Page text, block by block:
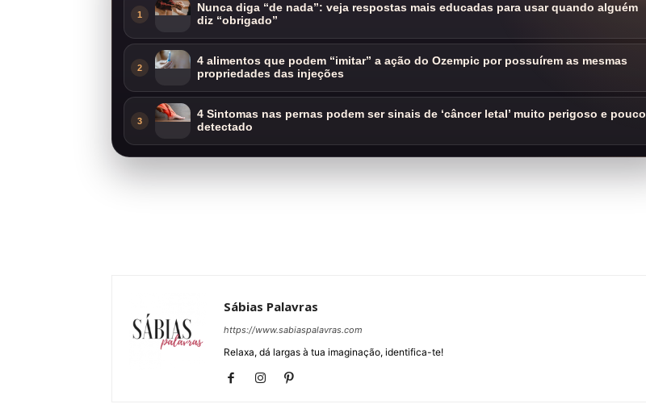
1
Nunca diga “de nada”: veja respostas mais educadas para usar quando alguém
diz “obrigado”
2
4 alimentos que podem “imitar” a ação do Ozempic por possuírem as mesmas
propriedades das injeções
3
4 Sintomas nas pernas podem ser sinais de ‘câncer letal’ muito perigoso e pouco
detectado
Sábias Palavras
https://www.sabiaspalavras.com
Relaxa, dá largas à tua imaginação, identifica-te!